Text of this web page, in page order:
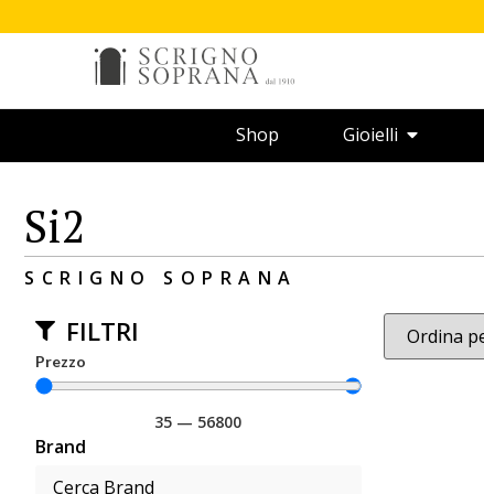
Shop Gioielli
Si2
SCRIGNO SOPRANA
FILTRI
Prezzo
35 — 56800
Brand